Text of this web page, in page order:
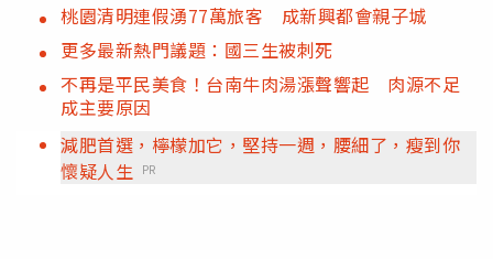
桃園清明連假湧77萬旅客 成新興都會親子城
更多最新熱門議題：國三生被刺死
不再是平民美食！台南牛肉湯漲聲響起 肉源不足
成主要原因
減肥首選，檸檬加它，堅持一週，腰細了，瘦到你
懷疑人生 PR